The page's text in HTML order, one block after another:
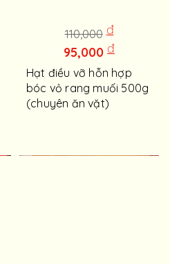
110,000 đ
95,000 đ
Hạt điều vỡ hỗn hợp
bóc vỏ rang muối 500g
(chuyên ăn vặt)